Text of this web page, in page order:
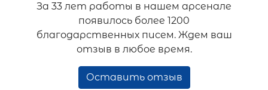
За 33 лет работы в нашем арсенале
появилось более 1200
благодарственных писем. Ждем ваш
отзыв в любое время.
Оставить отзыв